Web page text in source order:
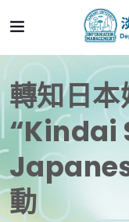
轉知日
“Kindai
動